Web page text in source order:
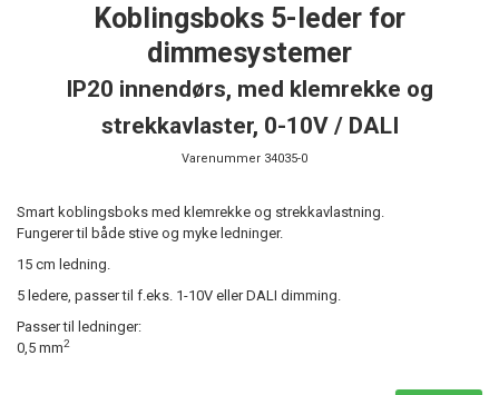
Koblingsboks 5-leder for
dimmesystemer
IP20 innendørs, med klemrekke og
strekkavlaster, 0-10V / DALI
Varenummer 34035-0
Smart koblingsboks med klemrekke og strekkavlastning.
Fungerer til både stive og myke ledninger.
15 cm ledning.
5 ledere, passer til f.eks. 1-10V eller DALI dimming.
Passer til ledninger:
0,5 mm2